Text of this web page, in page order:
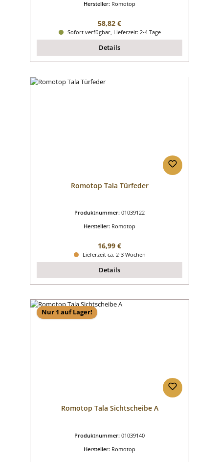
Hersteller: Romotop
Regulärer Preis:
58,82 €
Sofort verfügbar, Lieferzeit: 2-4 Tage
Details
Romotop Tala Türfeder
Produktnummer: 01039122
Hersteller: Romotop
Regulärer Preis:
16,99 €
Lieferzeit ca. 2-3 Wochen
Details
Nur 1 auf Lager!
Romotop Tala Sichtscheibe A
Produktnummer: 01039140
Hersteller: Romotop